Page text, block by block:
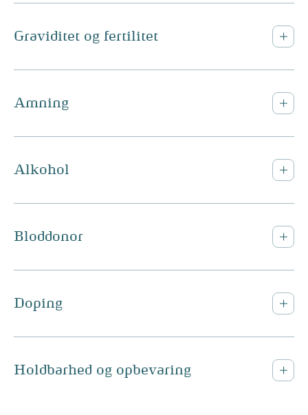
Graviditet og fertilitet
Amning
Alkohol
Bloddonor
Doping
Holdbarhed og opbevaring